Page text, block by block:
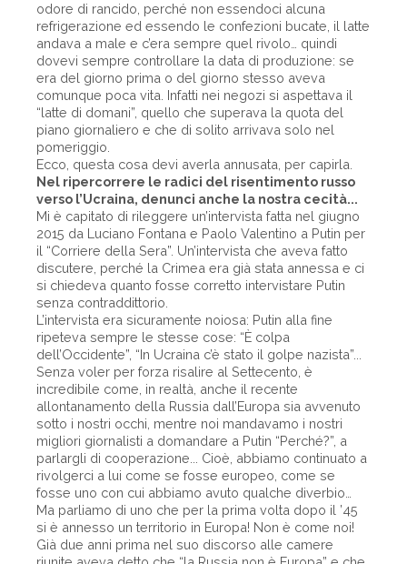
odore di rancido, perché non essendoci alcuna
refrigerazione ed essendo le confezioni bucate, il latte
andava a male e c’era sempre quel rivolo… quindi
dovevi sempre controllare la data di produzione: se
era del giorno prima o del giorno stesso aveva
comunque poca vita. Infatti nei negozi si aspettava il
“latte di domani”, quello che superava la quota del
piano giornaliero e che di solito arrivava solo nel
pomeriggio.
Ecco, questa cosa devi averla annusata, per capirla.
Nel ripercorrere le radici del risentimento russo
verso l’Ucraina, denunci anche la nostra cecità...
Mi è capitato di rileggere un’intervista fatta nel giugno
2015 da Luciano Fontana e Paolo Valentino a Putin per
il “Corriere della Sera”. Un’intervista che aveva fatto
discutere, perché la Crimea era già stata annessa e ci
si chiedeva quanto fosse corretto intervistare Putin
senza contraddittorio.
L’intervista era sicuramente noiosa: Putin alla fine
ripeteva sempre le stesse cose: “È colpa
dell’Occidente”, “In Ucraina c’è stato il golpe nazista”...
Senza voler per forza risalire al Settecento, è
incredibile come, in realtà, anche il recente
allontanamento della Russia dall’Europa sia avvenuto
sotto i nostri occhi, mentre noi mandavamo i nostri
migliori giornalisti a domandare a Putin “Perché?”, a
parlargli di cooperazione... Cioè, abbiamo continuato a
rivolgerci a lui come se fosse europeo, come se
fosse uno con cui abbiamo avuto qualche diverbio…
Ma parliamo di uno che per la prima volta dopo il ’45
si è annesso un territorio in Europa! Non è come noi!
Già due anni prima nel suo discorso alle camere